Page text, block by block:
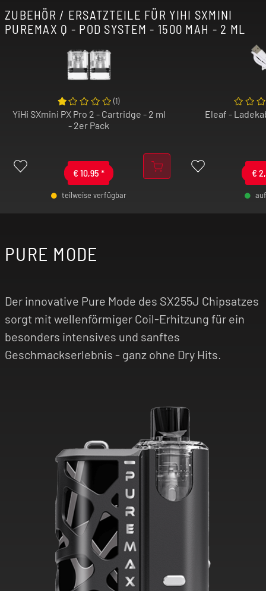
ZUBEHÖR / ERSATZTEILE FÜR YIHI SXMINI
PUREMAX Q - POD SYSTEM - 1500 MAH - 2 ML
€ 10,95 *
teilweise verfügbar
(1)
YiHi SXmini PX Pro 2 - Cartridge - 2 ml
- 2er Pack
€
Eleaf -
PURE MODE
Der innovative Pure Mode des SX255J Chipsatzes
sorgt mit wellenförmiger Coil-Erhitzung für ein
besonders intensives und sanftes
Geschmackserlebnis - ganz ohne Dry Hits.